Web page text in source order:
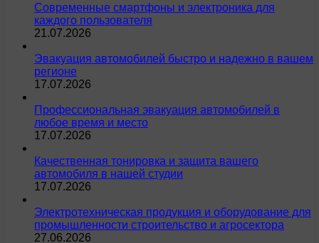
Современные смартфоны и электроника для
каждого пользователя
21.07.2026
Эвакуация автомобилей быстро и надежно в вашем
регионе
17.07.2026
Профессиональная эвакуация автомобилей в
любое время и место
17.07.2026
Качественная тонировка и защита вашего
автомобиля в нашей студии
17.07.2026
Электротехническая продукция и оборудование для
промышленности строительство и агросектора
27.06.2026